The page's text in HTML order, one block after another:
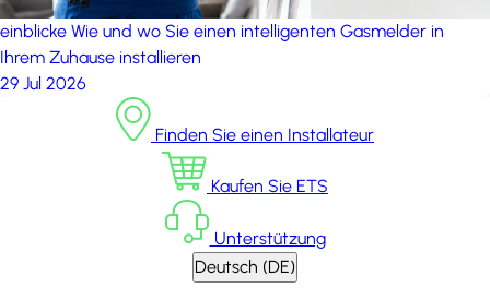
einblicke Wie und wo Sie einen intelligenten Gasmelder in
Ihrem Zuhause installieren
29 Jul 2026
Finden Sie einen Installateur
Kaufen Sie ETS
Unterstützung
Deutsch (DE)